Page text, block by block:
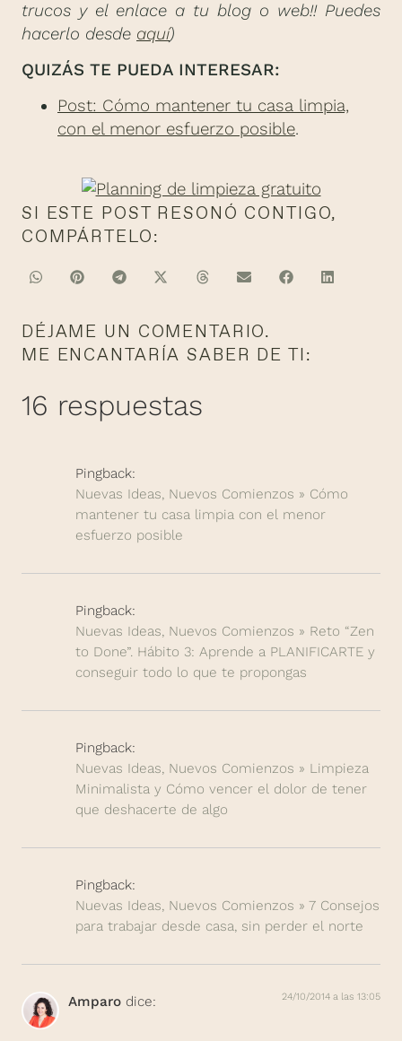
trucos y el enlace a tu blog o web!! Puedes
hacerlo desde aquí)
QUIZÁS TE PUEDA INTERESAR:
Post: Cómo mantener tu casa limpia,
con el menor esfuerzo posible.
SI ESTE POST RESONÓ CONTIGO,
COMPÁRTELO:
DÉJAME UN COMENTARIO.
ME ENCANTARÍA SABER DE TI:
16 respuestas
Pingback:
Nuevas Ideas, Nuevos Comienzos » Cómo
mantener tu casa limpia con el menor
esfuerzo posible
Pingback:
Nuevas Ideas, Nuevos Comienzos » Reto “Zen
to Done”. Hábito 3: Aprende a PLANIFICARTE y
conseguir todo lo que te propongas
Pingback:
Nuevas Ideas, Nuevos Comienzos » Limpieza
Minimalista y Cómo vencer el dolor de tener
que deshacerte de algo
Pingback:
Nuevas Ideas, Nuevos Comienzos » 7 Consejos
para trabajar desde casa, sin perder el norte
Amparo dice: 24/10/2014 a las 13:05